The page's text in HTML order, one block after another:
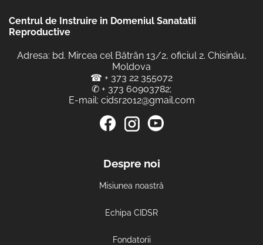
Centrul de Instruire in Domeniul Sanatatii
Reproductive
Adresa: bd. Mircea cel Bătrân 13/2, oficiul 2. Chisinău,
Moldova
☎ + 373 22 355072
✆ + 373 60903782;
E-mail: cidsr2012@gmail.com
Despre noi
Misiunea noastră
Echipa CIDSR
Fondatorii